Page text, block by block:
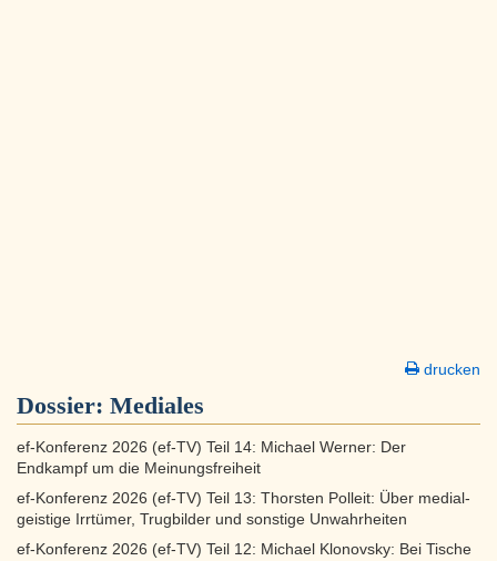
drucken
Dossier: Mediales
ef-Konferenz 2026 (ef-TV) Teil 14: Michael Werner: Der
Endkampf um die Meinungsfreiheit
ef-Konferenz 2026 (ef-TV) Teil 13: Thorsten Polleit: Über medial-
geistige Irrtümer, Trugbilder und sonstige Unwahrheiten
ef-Konferenz 2026 (ef-TV) Teil 12: Michael Klonovsky: Bei Tische